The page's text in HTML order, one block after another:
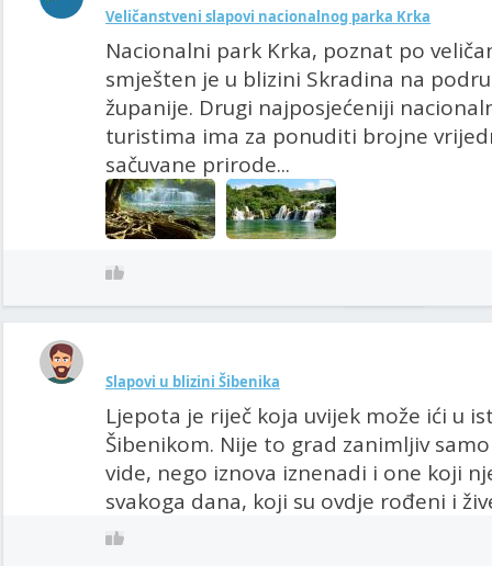
Veličanstveni slapovi nacionalnog parka Krka
Nacionalni park Krka, poznat po
smješten je u blizini Skradina na
županije. Drugi najposjećeniji
turistima ima za ponuditi brojne
sačuvane prirode...
Slapovi u blizini Šibenika
Ljepota je riječ koja uvijek može ići u
Šibenikom. Nije to grad zanimljiv
vide, nego iznova iznenadi i one koji
svakoga dana, koji su ovdje rođeni i